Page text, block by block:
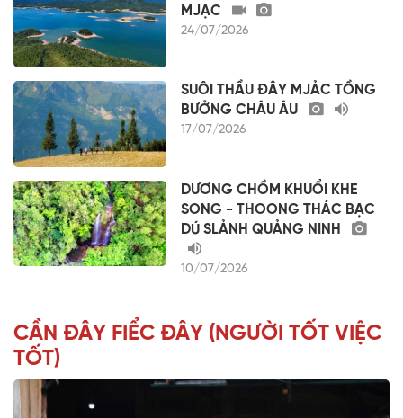
MJẠC
24/07/2026
SUÔI THẦU ĐÂY MJẢC TỒNG
BƯỞNG CHÂU ÂU
17/07/2026
DƯƠNG CHỒM KHUỔI KHE
SONG - THOONG THÁC BẠC
DÚ SLẢNH QUẢNG NINH
10/07/2026
CẦN ĐÂY FIỂC ĐÂY (NGƯỜI TỐT VIỆC
TỐT)